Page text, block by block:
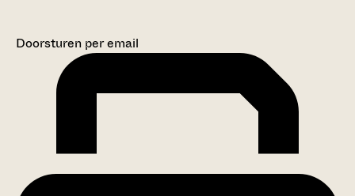
Doorsturen per email